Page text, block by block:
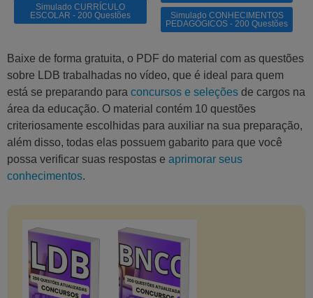
Simulado CURRÍCULO
ESCOLAR - 200 Questões
Simulado CONHECIMENTOS
PEDAGÓGICOS - 200 Questões
Baixe de forma gratuita, o PDF do material com as questões
sobre LDB trabalhadas no vídeo, que é ideal para quem
está se preparando para concursos e seleções de cargos na
área da educação. O material contém 10 questões
criteriosamente escolhidas para auxiliar na sua preparação,
além disso, todas elas possuem gabarito para que você
possa verificar suas respostas e aprimorar seus
conhecimentos.